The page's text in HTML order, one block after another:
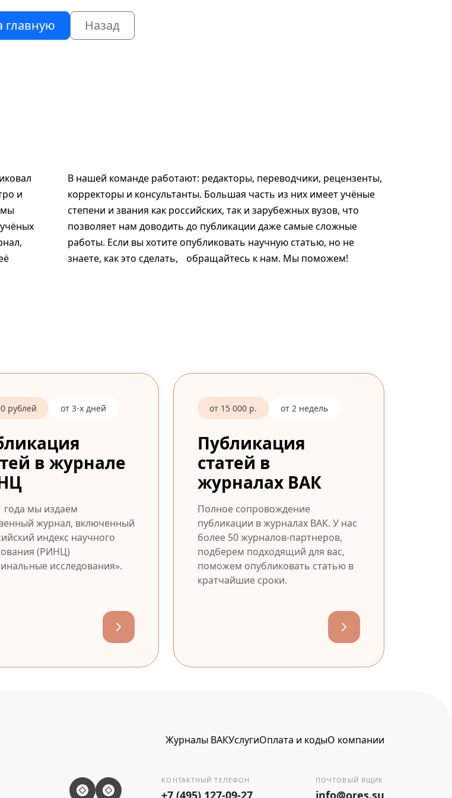
главную Назад
и
мы
В нашей команде работают: редакторы, переводчики, рецензенты,
корректоры и консультанты. Большая часть из них имеет учёные
степени и звания как российских, так и зарубежных вузов, что
позволяет нам доводить до публикации даже самые сложные
работы. Если вы хотите опубликовать научную статью, но не
знаете, как это сделать, обращайтесь к нам. Мы поможем!
рублей от 3-х дней
в журнале
года мы издаем
журнал, включенный
индекс научного
(РИНЦ)
исследования».
от 15 000 р. от 2 недель
Публикация
статей в
журналах ВАК
Полное сопровождение
публикации в журналах ВАК. У нас
более 50 журналов-партнеров,
подберем подходящий для вас,
поможем опубликовать статью в
кратчайшие сроки.
Журналы ВАКУслугиОплата и кодыО компании
КОНТАКТНЫЙ ТЕЛЕФОН
+7 (495) 127-09-27
ПОЧТОВЫЙ ЯЩИК
info@ores.su